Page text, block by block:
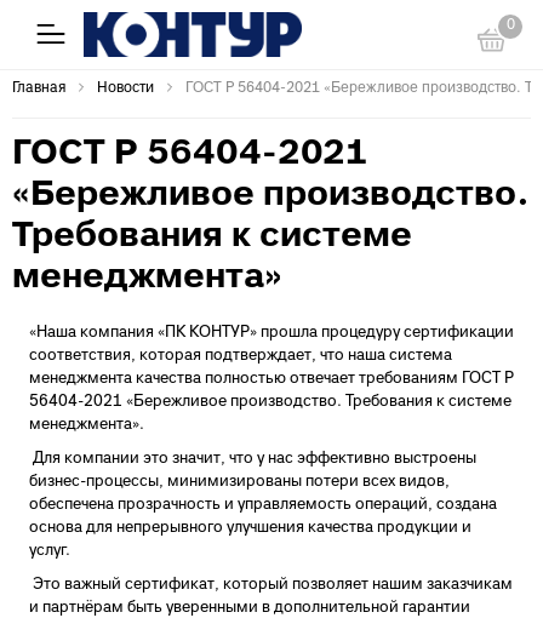
0
Главная Новости ГОСТ Р 56404-2021 «Бережливое производство.
ГОСТ Р 56404-2021
«Бережливое производство.
Требования к системе
менеджмента»
«Наша компания «ПК КОНТУР» прошла процедуру сертификации
соответствия, которая подтверждает, что наша система
менеджмента качества полностью отвечает требованиям ГОСТ Р
56404-2021 «Бережливое производство. Требования к системе
менеджмента».
Для компании это значит, что у нас эффективно выстроены
бизнес-процессы, минимизированы потери всех видов,
обеспечена прозрачность и управляемость операций, создана
основа для непрерывного улучшения качества продукции и
услуг.
Это важный сертификат, который позволяет нашим заказчикам
и партнёрам быть уверенными в дополнительной гарантии